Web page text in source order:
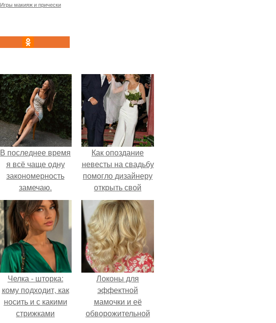
Игры макияж и прически
В последнее время
я всё чаще одну
закономерность
замечаю.
Как опоздание
невесты на свадьбу
помогло дизайнеру
открыть свой
бренд.
Челка - шторка:
кому подходит, как
носить и с какими
стрижками
Локоны для
эффектной
мамочки и её
обворожительной